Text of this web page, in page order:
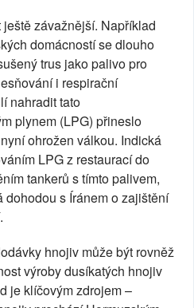
závažnější. Například
domácností se dlouho
trus jako palivo pro
i respirační
nahradit tato
plynem (LPG) přineslo
ohrožen válkou. Indická
LPG z restaurací do
tankerů s tímto palivem,
s Íránem o zajištění
hnojiv může být rovněž
výroby dusíkatých hnojiv
je klíčovým zdrojem –